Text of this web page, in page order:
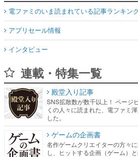
電ファミのいま読まれている記事ランキン
アプリセール情報
インタビュー
連載・特集一覧
殿堂入り記事
SNS拡散数が数千以上！ ページ
くの人々に読まれた、電ファミ
した。
ゲームの企画書
名作ゲームクリエイターの方々
し、ヒットする企画（ゲーム）